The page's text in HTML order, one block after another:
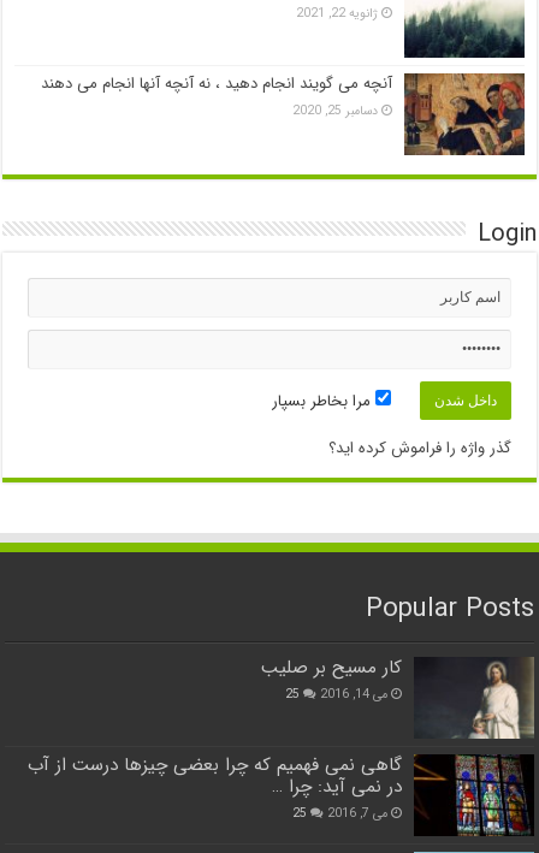
ژانویه 22, 2021
آنچه می گویند انجام دهید ، نه آنچه آنها انجام می دهند
دسامبر 25, 2020
Login
مرا بخاطر بسپار
گذر واژه را فراموش کرده اید؟
Popular Posts
کار مسیح بر صلیب
می 14, 2016 25
گاهی نمی فهمیم که چرا بعضی چیزها درست از آب
در نمی آید: چرا …
می 7, 2016 25